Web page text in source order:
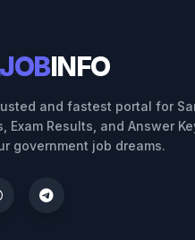
INFO
and fastest portal for
Exam Results, and Answer
government job dreams.